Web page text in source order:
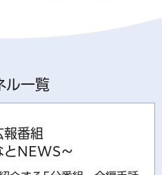
ル一覧
報番組
とNEWS～